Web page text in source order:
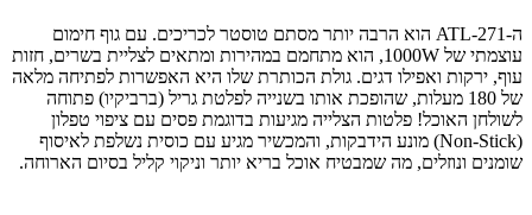
ה-ATL-271 הוא הרבה יותר מסתם טוסטר לכריכים. עם גוף חימום
עוצמתי של 1000W, הוא מתחמם במהירות ומתאים לצליית בשרים, חזות
עוף, ירקות ואפילו דגים. גולת הכותרת שלו היא האפשרות לפתיחה מלאה
של 180 מעלות, שהופכת אותו בשנייה לפלטת גריל (ברביקיו) פתוחה
לשולחן האוכל! פלטות הצלייה מגיעות בדוגמת פסים עם ציפוי טפלון
(Non-Stick) מונע הידבקות, והמכשיר מגיע עם כוסית נשלפת לאיסוף
שומנים ונוזלים, מה שמבטיח אוכל בריא יותר וניקוי קליל בסיום הארוחה.